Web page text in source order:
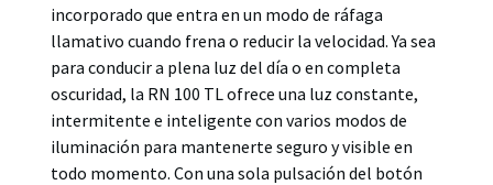
incorporado que entra en un modo de ráfaga
llamativo cuando frena o reducir la velocidad. Ya sea
para conducir a plena luz del día o en completa
oscuridad, la RN 100 TL ofrece una luz constante,
intermitente e inteligente con varios modos de
iluminación para mantenerte seguro y visible en
todo momento. Con una sola pulsación del botón